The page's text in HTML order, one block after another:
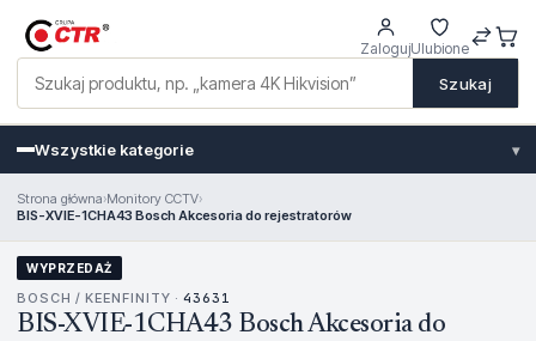
Szukaj
ZalogujUlubione
Wszystkie kategorie ▾
Strona główna›Monitory CCTV›
BIS-XVIE-1CHA43 Bosch Akcesoria do rejestratorów
WYPRZEDAŻ
BOSCH / KEENFINITY · 43631
BIS-XVIE-1CHA43 Bosch Akcesoria do